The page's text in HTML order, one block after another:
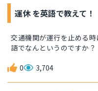
運休 を英語で教えて！
交通機関が運行を止める
語でなんというのですか？
0 3,704